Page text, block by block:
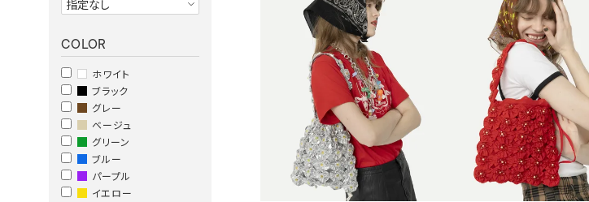
COLOR
ホワイト
ブラック
グレー
ベージュ
グリーン
ブルー
パープル
イエロー